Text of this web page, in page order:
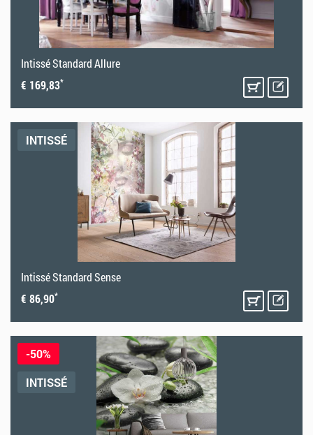
Intissé Standard Allure
€ 169,83*
INTISSÉ
Intissé Standard Sense
€ 86,90*
-50%
INTISSÉ